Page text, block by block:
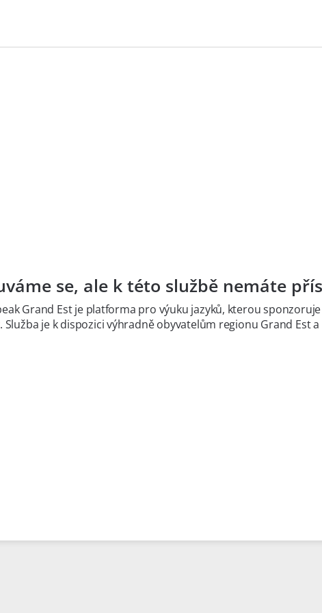
se, ale k této službě nemáte
Grand Est je platforma pro výuku jazyků, kterou sponzoruje
. Služba je k dispozici výhradně obyvatelům regionu Grand Est